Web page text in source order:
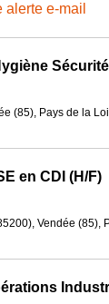
alerte e-mail
(85), Pays de la
en CDI (H/F)
Vendée (85),